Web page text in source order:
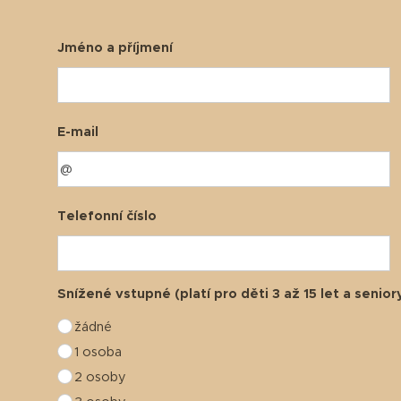
Jméno a příjmení
E-mail
Telefonní číslo
Snížené vstupné (platí pro děti 3 až 15 let a
žádné
1 osoba
2 osoby